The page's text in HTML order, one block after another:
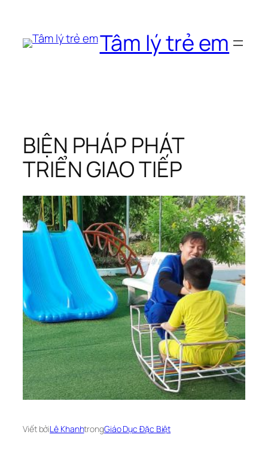
phần
Tâm lý trẻ em
BIỆN PHÁP PHÁT
TRIỂN GIAO TIẾP
Viết bởiLê KhanhtrongGiáo Dục Đặc Biệt